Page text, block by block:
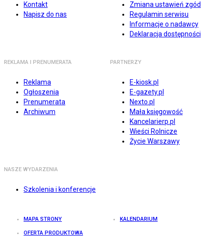
Kontakt
Napisz do nas
Zmiana ustawień zgód
Regulamin serwisu
Informacje o nadawcy
Deklaracja dostępności
REKLAMA I PRENUMERATA
Reklama
Ogłoszenia
Prenumerata
Archiwum
PARTNERZY
E-kiosk.pl
E-gazety.pl
Nexto.pl
Mała księgowość
Kancelarierp.pl
Wieści Rolnicze
Życie Warszawy
NASZE WYDARZENIA
Szkolenia i konferencje
MAPA STRONY KALENDARIUM
OFERTA PRODUKTOWA